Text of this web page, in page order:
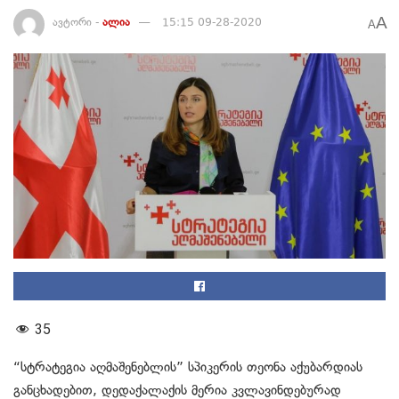
ავტორი - ალია 15:15 09-28-2020 AA
35
“სტრატეგია აღმაშენებლის” სპიკერის თეონა აქუბარდიას
განცხადებით, დედაქალაქის მერია კვლავინდებურად